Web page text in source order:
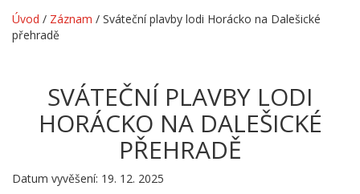
Úvod / Záznam / Sváteční plavby lodi Horácko na Dalešické
přehradě
SVÁTEČNÍ PLAVBY LODI
HORÁCKO NA DALEŠICKÉ
PŘEHRADĚ
Datum vyvěšení: 19. 12. 2025